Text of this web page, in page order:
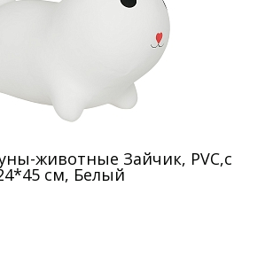
животные Зайчик, PVC,с
см, Белый